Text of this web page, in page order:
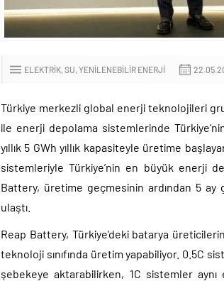
ELEKTRIK, SU, YENILENEBILIR ENERJI
Türkiye merkezli global enerji teknolojileri
ile enerji depolama sistemlerinde
yıllık 5 GWh yıllık kapasiteyle üretime
sistemleriyle Türkiye’nin en büyük enerji
Battery, üretime geçmesinin ardından 5 ay
ulaştı.
Reap Battery, Türkiye’deki batarya
teknoloji sınıfında üretim yapabiliyor. 0.5C
şebekeye aktarabilirken, 1C sistemler aynı